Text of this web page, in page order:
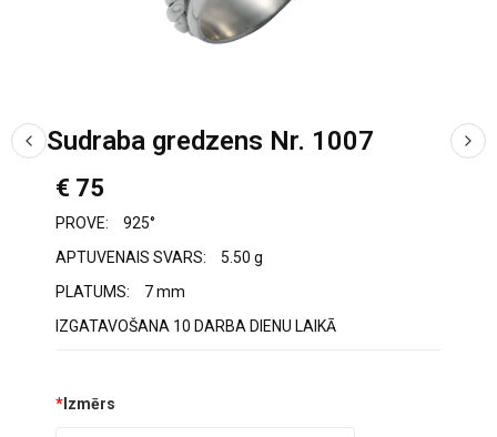
Sudraba gredzens Nr. 1007
€ 75
PROVE:
925°
APTUVENAIS SVARS:
5.50 g
PLATUMS:
7 mm
IZGATAVOŠANA 10 DARBA DIENU LAIKĀ
* Izmērs